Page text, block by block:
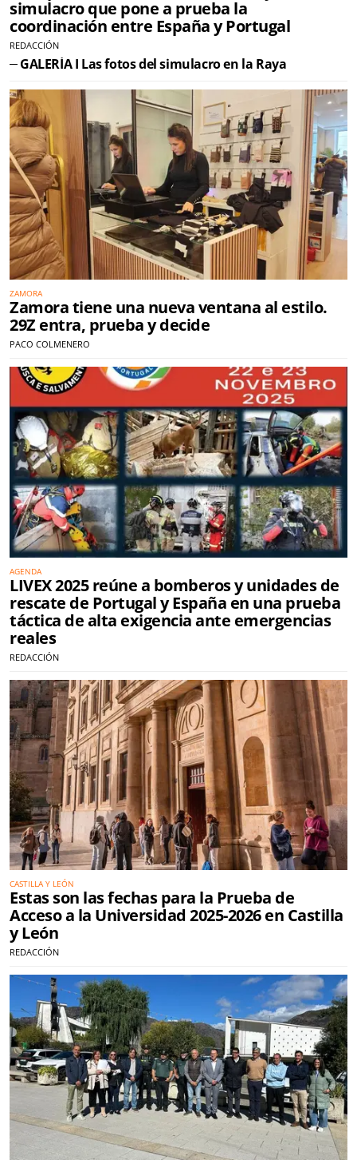
simulacro que pone a prueba la
coordinación entre España y Portugal
REDACCIÓN
GALERÍA I Las fotos del simulacro en la Raya
ZAMORA
Zamora tiene una nueva ventana al estilo.
29Z entra, prueba y decide
PACO COLMENERO
AGENDA
LIVEX 2025 reúne a bomberos y unidades de
rescate de Portugal y España en una prueba
táctica de alta exigencia ante emergencias
reales
REDACCIÓN
CASTILLA Y LEÓN
Estas son las fechas para la Prueba de
Acceso a la Universidad 2025-2026 en Castilla
y León
REDACCIÓN